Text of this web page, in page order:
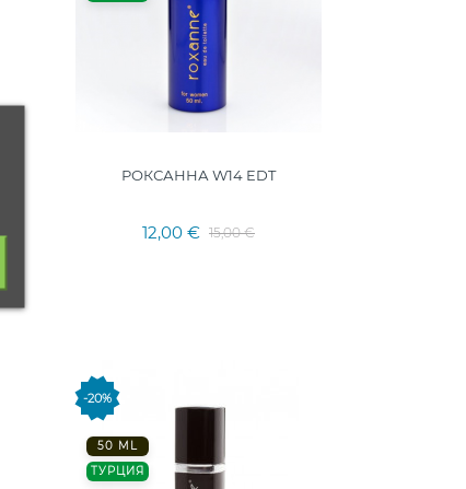
РОКСАННА W14 EDT
12,00 € 15,00 €
-20%
50 ML
ТУРЦИЯ